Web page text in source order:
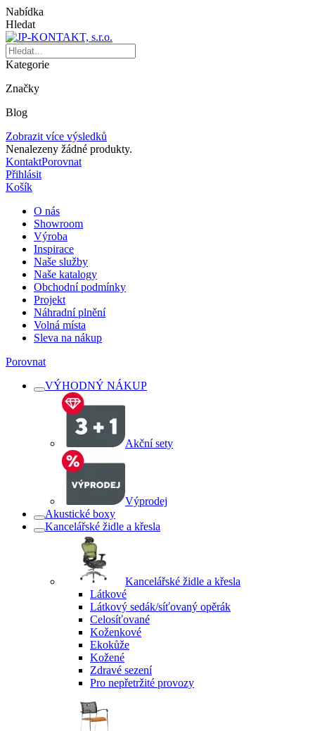
Nabídka
Hledat
Kategorie
Značky
Blog
Zobrazit více výsledků
Nenalezeny žádné produkty.
KontaktPorovnat
Přihlásit
Košík
O nás
Showroom
Výroba
Inspirace
Naše služby
Naše katalogy
Obchodní podmínky
Projekt
Náhradní plnění
Volná místa
Sleva na nákup
Porovnat
VÝHODNÝ NÁKUP
Akční sety
Výprodej
Akustické boxy
Kancelářské židle a křesla
Kancelářské židle a křesla
Látkové
Látkový sedák/síťovaný opěrák
Celosíťované
Koženkové
Ekokůže
Kožené
Zdravé sezení
Pro nepřetržité provozy